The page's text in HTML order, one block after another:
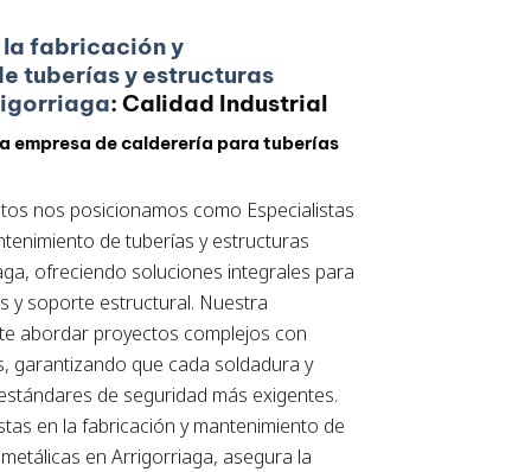
la fabricación y
tuberías y estructuras
: Calidad Industrial
empresa de calderería para tuberías
nos posicionamos como Especialistas
de tuberías y estructuras
ofreciendo soluciones integrales para
y soporte estructural. Nuestra
abordar proyectos complejos con
garantizando que cada soldadura y
de seguridad más exigentes.
en la fabricación y mantenimiento de
en Arrigorriaga, asegura la